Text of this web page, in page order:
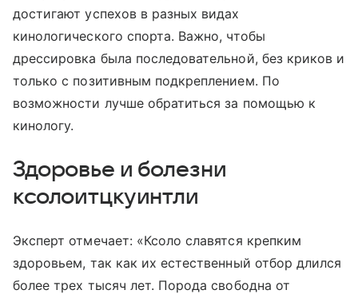
достигают успехов в разных видах
кинологического спорта. Важно, чтобы
дрессировка была последовательной, без криков и
только с позитивным подкреплением. По
возможности лучше обратиться за помощью к
кинологу.
Здоровье и болезни
ксолоитцкуинтли
Эксперт отмечает: «Ксоло славятся крепким
здоровьем, так как их естественный отбор длился
более трех тысяч лет. Порода свободна от